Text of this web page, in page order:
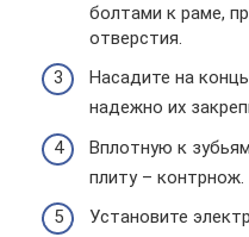
болтами к раме,
отверстия.
Насадите на
надежно их
Вплотную к
плиту – контрнож.
Установите